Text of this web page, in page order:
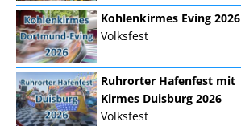
Kohlenkirmes Eving 2026
Volksfest
Ruhrorter Hafenfest mit
Kirmes Duisburg 2026
Volksfest